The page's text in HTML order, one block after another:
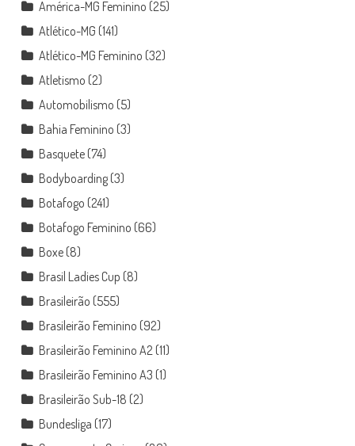
América-MG Feminino (25)
Atlético-MG (141)
Atlético-MG Feminino (32)
Atletismo (2)
Automobilismo (5)
Bahia Feminino (3)
Basquete(74)
Bodyboarding(3)
Botafogo (241)
Botafogo Feminino (66)
Boxe(8)
Brasil Ladies Cup (8)
Brasileirão (555)
Brasileirão Feminino (92)
Brasileirão Feminino A2(11)
Brasileirão Feminino A3 (1)
Brasileirão Sub-18 (2)
Bundesliga (17)